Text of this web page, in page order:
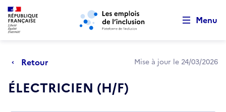
Aller au menu principal Aller au contenu principal
Menu
Retour Mise à jour le 24/03/2026
ÉLECTRICIEN (H/F)
Retour au début de la page
Panneau de gestion des cookies